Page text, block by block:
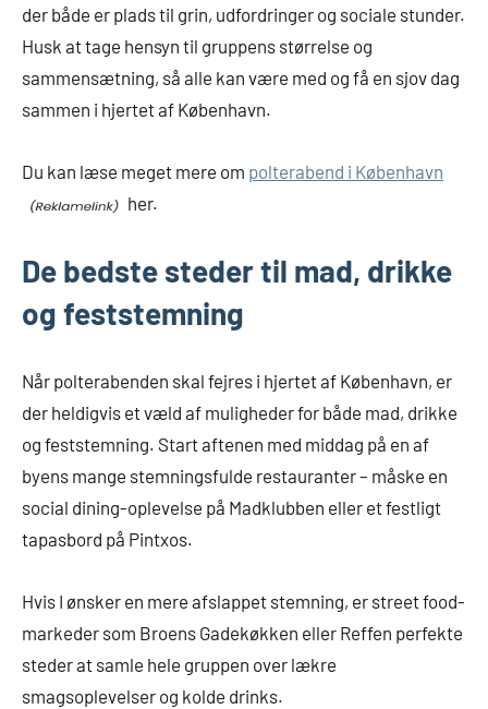
der både er plads til grin, udfordringer og sociale stunder.
Husk at tage hensyn til gruppens størrelse og
sammensætning, så alle kan være med og få en sjov dag
sammen i hjertet af København.
Du kan læse meget mere om polterabend i København
her.
De bedste steder til mad, drikke
og feststemning
Når polterabenden skal fejres i hjertet af København, er
der heldigvis et væld af muligheder for både mad, drikke
og feststemning. Start aftenen med middag på en af
byens mange stemningsfulde restauranter – måske en
social dining-oplevelse på Madklubben eller et festligt
tapasbord på Pintxos.
Hvis I ønsker en mere afslappet stemning, er street food-
markeder som Broens Gadekøkken eller Reffen perfekte
steder at samle hele gruppen over lækre
smagsoplevelser og kolde drinks.